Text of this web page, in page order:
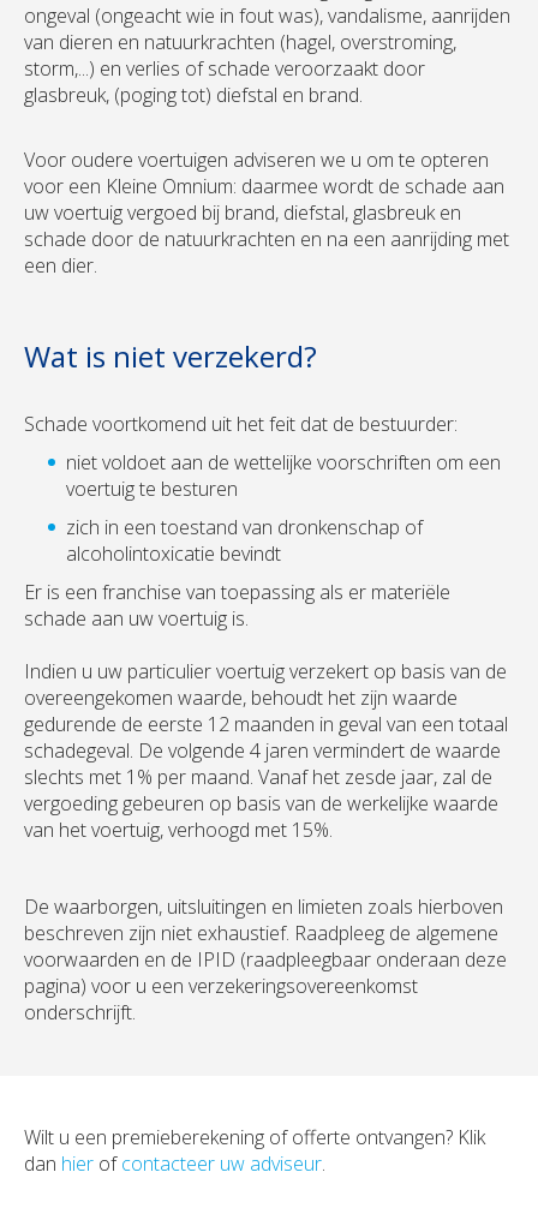
ongeval (ongeacht wie in fout was), vandalisme, aanrijden
van dieren en natuurkrachten (hagel, overstroming,
storm,...) en verlies of schade veroorzaakt door
glasbreuk, (poging tot) diefstal en brand.
Voor oudere voertuigen adviseren we u om te opteren
voor een Kleine Omnium: daarmee wordt de schade aan
uw voertuig vergoed bij brand, diefstal, glasbreuk en
schade door de natuurkrachten en na een aanrijding met
een dier.
Wat is niet verzekerd?
Schade voortkomend uit het feit dat de bestuurder:
niet voldoet aan de wettelijke voorschriften om een
voertuig te besturen
zich in een toestand van dronkenschap of
alcoholintoxicatie bevindt
Er is een franchise van toepassing als er materiële
schade aan uw voertuig is.
Indien u uw particulier voertuig verzekert op basis van de
overeengekomen waarde, behoudt het zijn waarde
gedurende de eerste 12 maanden in geval van een totaal
schadegeval. De volgende 4 jaren vermindert de waarde
slechts met 1% per maand. Vanaf het zesde jaar, zal de
vergoeding gebeuren op basis van de werkelijke waarde
van het voertuig, verhoogd met 15%.
De waarborgen, uitsluitingen en limieten zoals hierboven
beschreven zijn niet exhaustief. Raadpleeg de algemene
voorwaarden en de IPID (raadpleegbaar onderaan deze
pagina) voor u een verzekeringsovereenkomst
onderschrijft.
Wilt u een premieberekening of offerte ontvangen? Klik
dan hier ofcontacteer uw adviseur.